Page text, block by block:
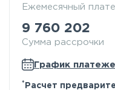
Ежемесячный
9 760 202
Сумма рассрочки
График
* Расчет